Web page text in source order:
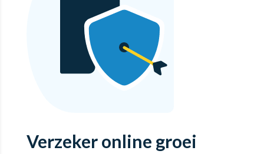
Verzeker online groei